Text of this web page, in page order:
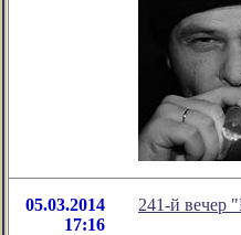
05.03.2014
17:16
241-й вечер